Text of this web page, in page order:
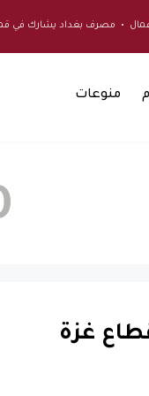
يشارك في قمة الأعمال
منوعات